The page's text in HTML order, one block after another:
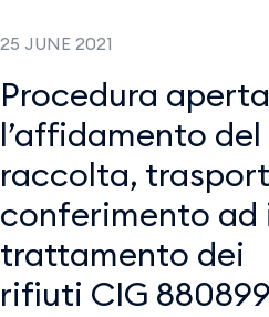
25 JUNE 2021
Procedura
l’affidamento
raccolta,
conferimento ad
trattamento dei
rifiuti CIG